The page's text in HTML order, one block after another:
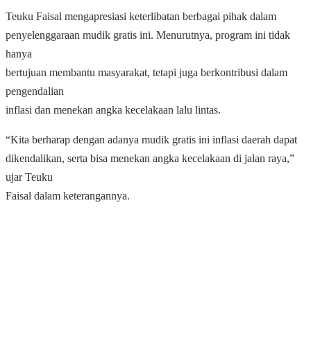
Teuku Faisal mengapresiasi keterlibatan berbagai pihak dalam
penyelenggaraan mudik gratis ini. Menurutnya, program ini tidak
hanya
bertujuan membantu masyarakat, tetapi juga berkontribusi dalam
pengendalian
inflasi dan menekan angka kecelakaan lalu lintas.
“Kita berharap dengan adanya mudik gratis ini inflasi daerah dapat
dikendalikan, serta bisa menekan angka kecelakaan di jalan raya,”
ujar Teuku
Faisal dalam keterangannya.